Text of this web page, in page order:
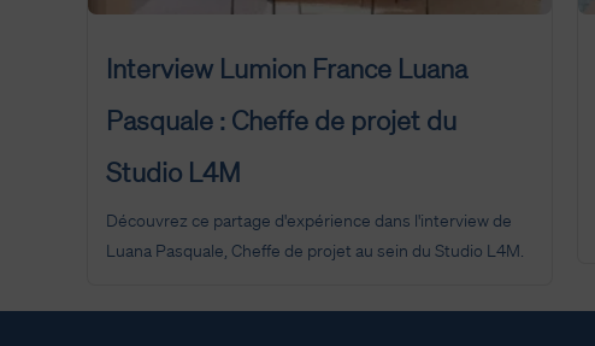
Interview Lumion France Luana
Pasquale : Cheffe de projet du
Studio L4M
Découvrez ce partage d'expérience dans l'interview de
Luana Pasquale, Cheffe de projet au sein du Studio L4M.